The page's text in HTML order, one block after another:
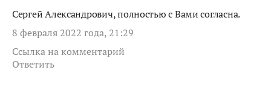
Сергей Александрович, полностью с Вами согласна.
8 февраля 2022 года, 21:29
Ссылка на комментарий
Ответить